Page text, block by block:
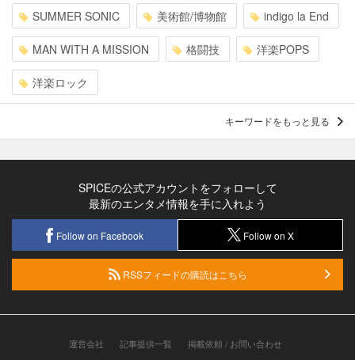
SUMMER SONIC 美術館/博物館 indigo la End
MAN WITH A MISSION 格闘技 洋楽POPS
洋楽ロック
キーワードをもっと見る
SPICEの公式アカウントをフォローして
最新のエンタメ情報を手に入れよう
Follow on Facebook Follow on X
RSSフィードの購読はこちら
運営会社 記事提供一覧
掲載依頼 / お問い合わせ